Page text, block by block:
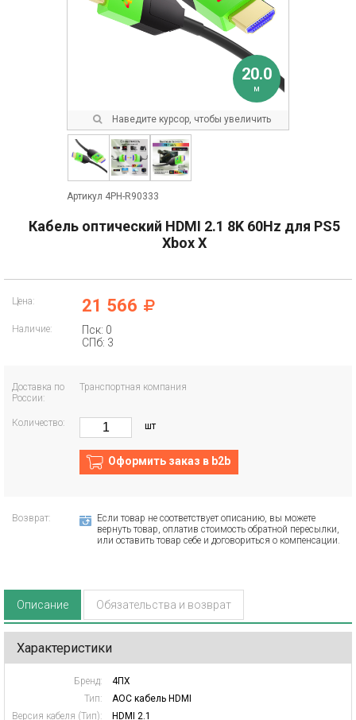
20.0
м
Наведите курсор, чтобы увеличить
Артикул 4PH-R90333
Кабель оптический HDMI 2.1 8K 60Hz для PS5
Xbox X
Цена: 21 566
Наличие:
Пск: 0
СПб: 3
Доставка по
России:
Транспортная компания
Количество: шт
Оформить заказ в b2b
Возврат:
Если товар не соответствует описанию, вы можете
вернуть товар, оплатив стоимость обратной пересылки,
или оставить товар себе и договориться о компенсации.
Описание Обязательства и возврат
Характеристики
Бренд:
4ПХ
Тип:
AOC кабель HDMI
Версия кабеля (Тип):
HDMI 2.1